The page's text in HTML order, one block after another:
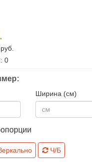
руб.
: 0
Ширина (см)
Ч/Б